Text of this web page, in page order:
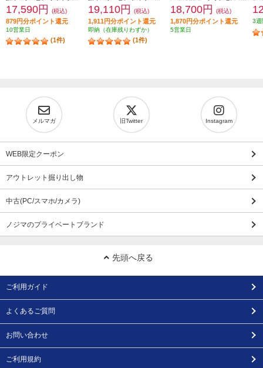
17,590円 (税込)
879円分ポイント還元
10営業日
(1件)
19,110円 (税込)
1,911円分ポイント還元
即納（在庫残りわずか）
(1件)
18,700円 (税込)
1,870円分ポイント還元
5営業日
3週
メルマガ 旧Twitter Instagram
WEB限定クーポン
アウトレット掘り出し物
中古(PC/スマホ/カメラ)
ノジマのプライベートブランド
先頭へ戻る
ご利用ガイド
よくあるご質問
お問い合わせ
ご利用規約